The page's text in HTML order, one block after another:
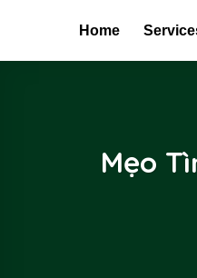
Home
Mẹo